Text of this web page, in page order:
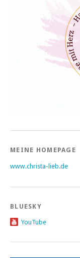
MEINE HOMEPAGE
www.christa-lieb.de
BLUESKY
YouTube